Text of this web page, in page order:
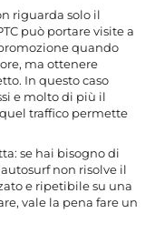
riguarda solo il
può portare visite a
quando
ma ottenere
In questo caso
e molto di più il
traffico permette
se hai bisogno di
non risolve il
e ripetibile su una
vale la pena fare un